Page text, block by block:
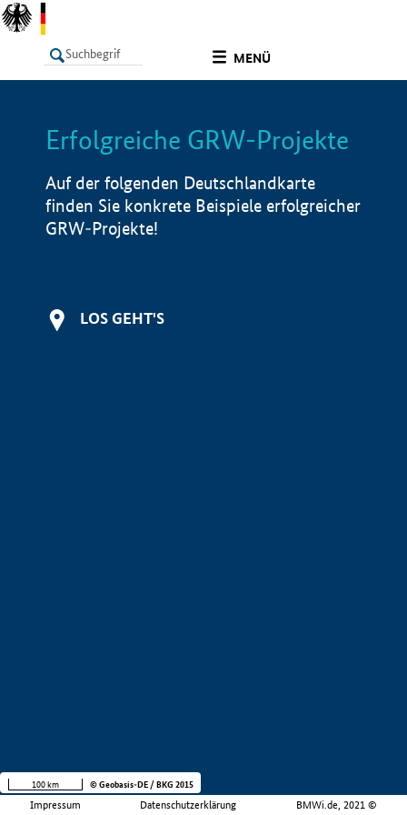
MENÜ
LISTE Info
Erfolgreiche GRW-Projekte
Auf der folgenden Deutschlandkarte
finden Sie konkrete Beispiele erfolgreicher
GRW-Projekte!
LOS GEHT'S
Impressum Datenschutzerklärung BMWi.de, 2021 ©
100 km © Geobasis-DE / BKG 2015